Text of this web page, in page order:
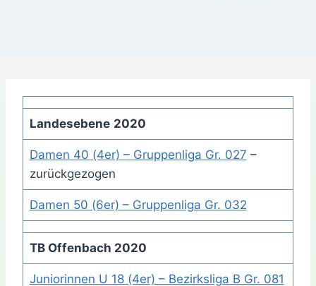
Landesebene 2020
Damen 40 (4er) – Gruppenliga Gr. 027 –
zurückgezogen
Damen 50 (6er) – Gruppenliga Gr. 032
TB Offenbach 2020
Juniorinnen U 18 (4er) – Bezirksliga B Gr. 081